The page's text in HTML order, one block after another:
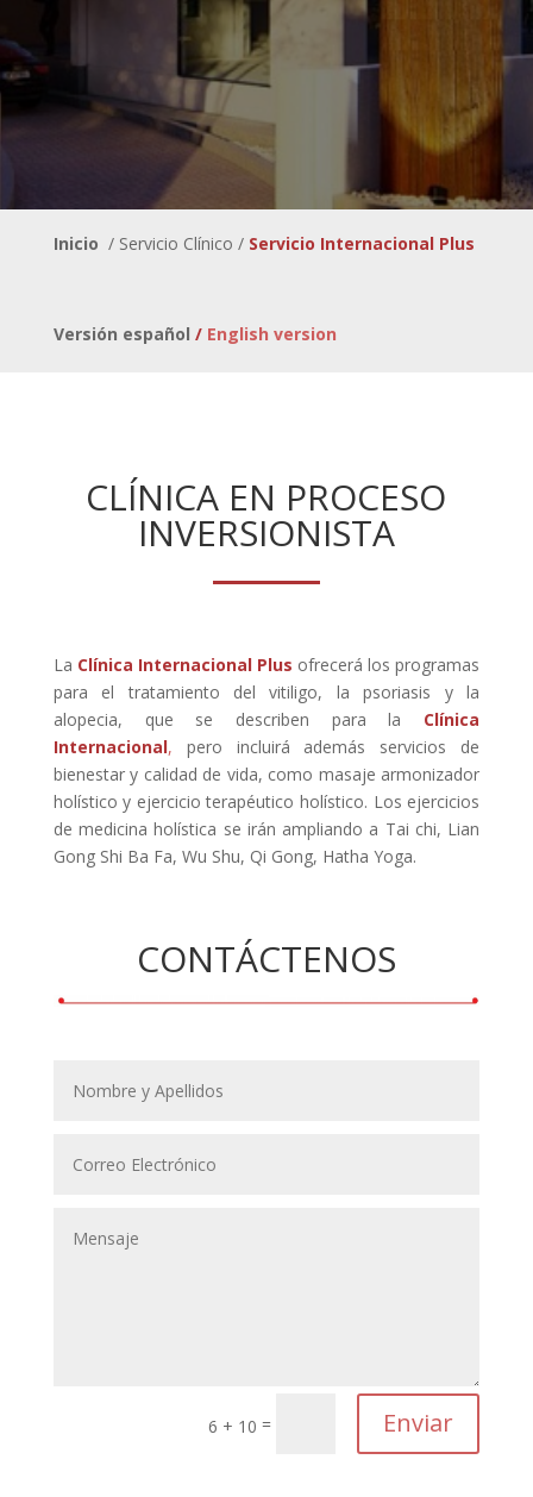
Inicio / Servicio Clínico / Servicio Internacional Plus
Versión español / English version
CLÍNICA EN PROCESO
INVERSIONISTA
La Clínica Internacional Plus ofrecerá los programas
para el tratamiento del vitiligo, la psoriasis y la
alopecia, que se describen para la Clínica
Internacional, pero incluirá además servicios de
bienestar y calidad de vida, como masaje armonizador
holístico y ejercicio terapéutico holístico. Los ejercicios
de medicina holística se irán ampliando a Tai chi, Lian
Gong Shi Ba Fa, Wu Shu, Qi Gong, Hatha Yoga.
CONTÁCTENOS
6 + 10 = Enviar